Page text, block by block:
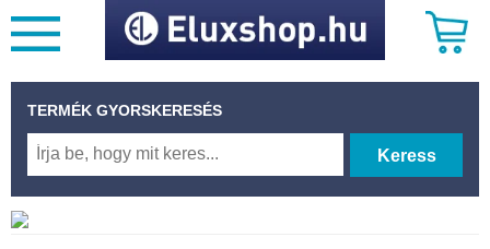
TERMÉK GYORSKERESÉS
Keress